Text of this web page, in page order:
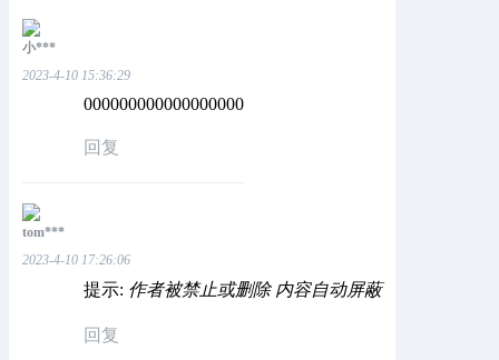
小***
2023-4-10 15:36:29
000000000000000000
回复
tom***
2023-4-10 17:26:06
提示: 作者被禁止或删除 内容自动屏蔽
回复